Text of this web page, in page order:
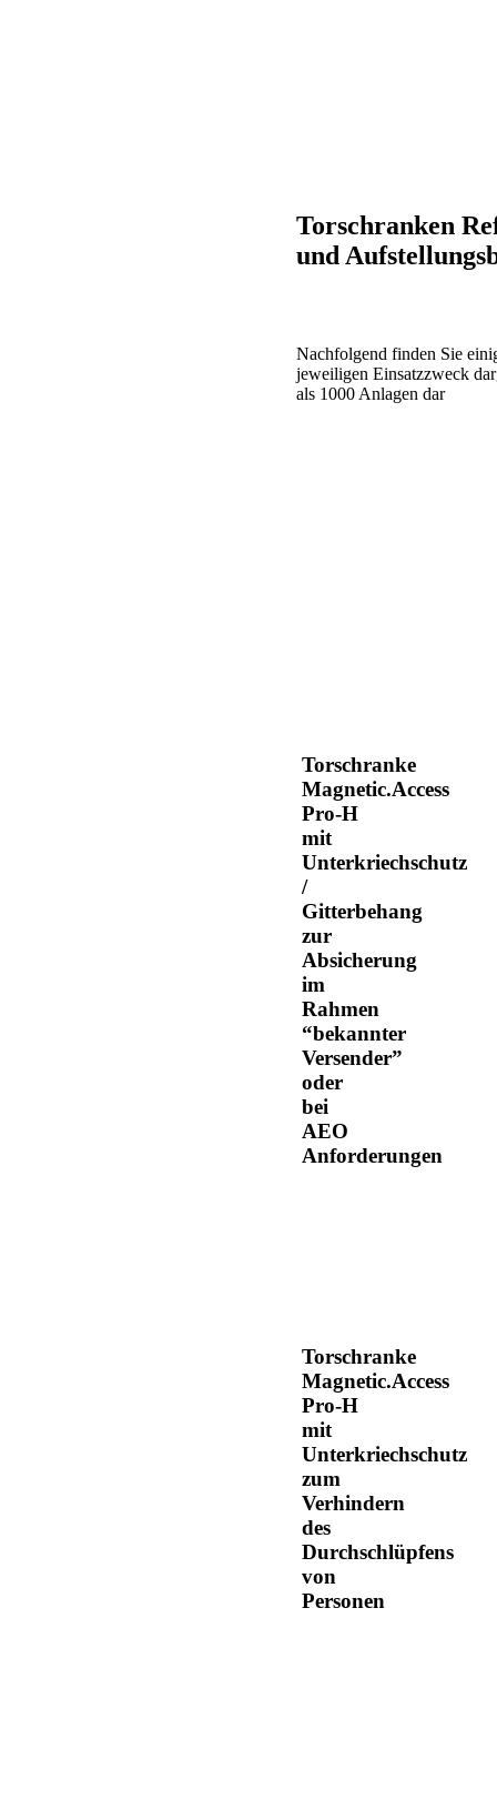
Torschranken
und
Nachfolgend finden Sie
jeweiligen Einsatzzweck
als 1000 Anlagen dar
Torschranke
Magnetic.Access
Pro-H
mit
Unterkriechschutz
/
Gitterbehang
zur
Absicherung
im
Rahmen
“bekannter
Versender”
oder
bei
AEO
Anforderungen
Torschranke
Magnetic.Access
Pro-H
mit
Unterkriechschutz
zum
Verhindern
des
Durchschlüpfens
von
Personen